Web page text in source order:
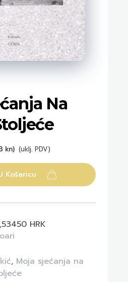
Na
kn) (uklj. PDV)
Košaricu
HRK
, Moja sjećanja na